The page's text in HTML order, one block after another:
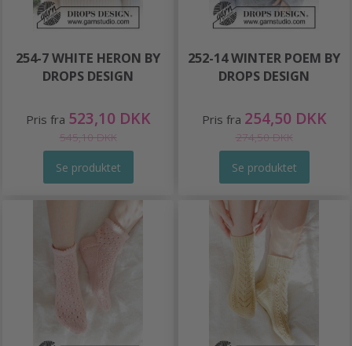
254-7 WHITE HERON BY
DROPS DESIGN
Pris fra 523,10 DKK
545,10 DKK
Se produktet
252-14 WINTER POEM BY
DROPS DESIGN
Pris fra 254,50 DKK
274,50 DKK
Se produktet